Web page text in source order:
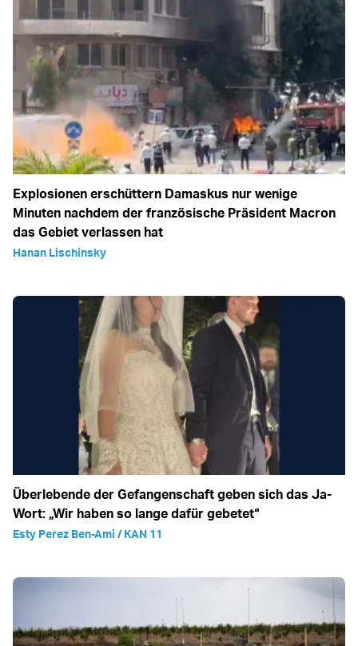
Explosionen erschüttern Damaskus nur wenige
Minuten nachdem der französische Präsident Macron
das Gebiet verlassen hat
Hanan Lischinsky
Überlebende der Gefangenschaft geben sich das Ja-
Wort: „Wir haben so lange dafür gebetet“
Esty Perez Ben-Ami / KAN 11